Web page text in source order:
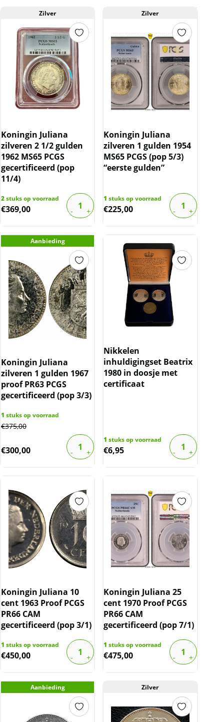
Zilver
Koningin Juliana
zilveren 2 1/2 gulden
1962 MS65 PCGS
gecertificeerd (pop
11/4)
2stuks op voorraad
€369,00
Zilver
Koningin Juliana
zilveren 1 gulden 1954
MS65 PCGS (pop 5/3)
“eerste gulden”
1 stuks op voorraad
€225,00
Aanbieding
Koningin Juliana
zilveren 1 gulden 1967
proof PR63 PCGS
gecertificeerd (pop 3/3)
1 stuks op voorraad
€375,00
€300,00
Nikkelen
inhuldigingset Beatrix
1980 in doosje met
certificaat
1 stuks op voorraad
€6,95
Koningin Juliana 10
cent 1963 Proof PCGS
PR66 CAM
gecertificeerd (pop 3/1)
1 stuks op voorraad
€450,00
Koningin Juliana 25
cent 1970 Proof PCGS
PR66 CAM
gecertificeerd (pop 7/1)
1 stuks op voorraad
€475,00
Aanbieding Zilver